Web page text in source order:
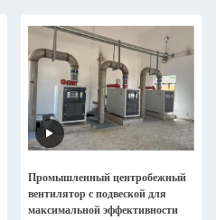
Промышленный центробежный
вентилятор с подвеской для
максимальной эффективности